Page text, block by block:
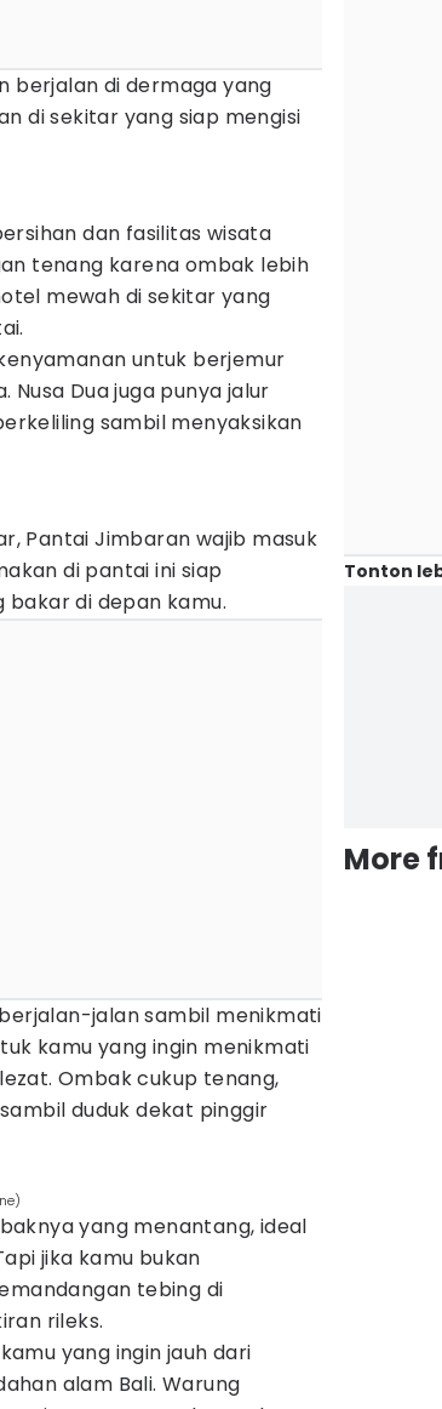
berjalan di dermaga yang
di sekitar yang siap mengisi
dan fasilitas wisata
tenang karena ombak lebih
mewah di sekitar yang
untuk berjemur
Dua juga punya jalur
sambil menyaksikan
Pantai Jimbaran wajib masuk
di pantai ini siap
bakar di depan kamu.
jalan sambil menikmati
kamu yang ingin menikmati
Ombak cukup tenang,
duduk dekat pinggir
yang menantang, ideal
jika kamu bukan
tebing di
rileks.
yang ingin jauh dari
alam Bali. Warung
Tonton
More